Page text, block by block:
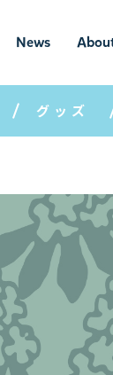
News
ニュ
ース
ムー
につい
グッズ